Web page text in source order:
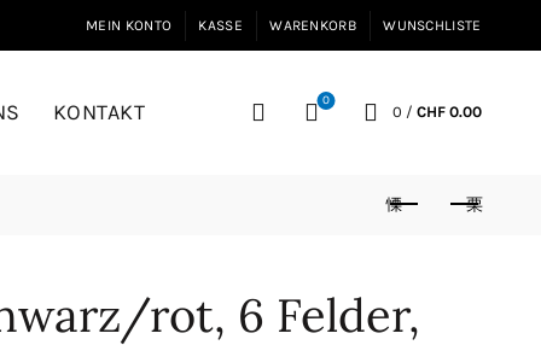
MEIN KONTO KASSE WARENKORB WUNSCHLISTE
KONTAKT 0
0 / CHF0.00
rot, 6 Felder,